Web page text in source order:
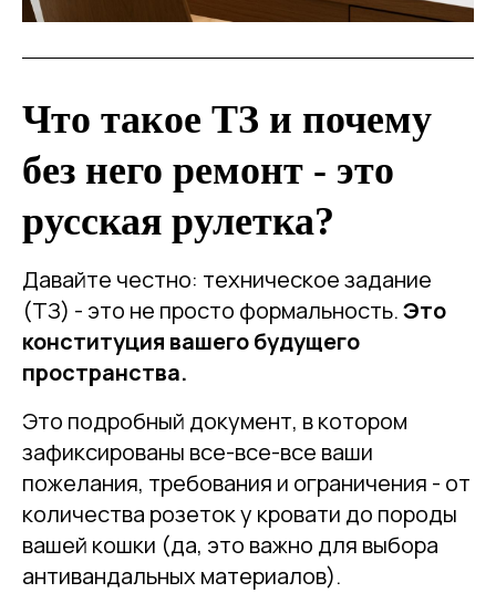
Что такое ТЗ и почему
без него ремонт - это
русская рулетка?
Давайте честно: техническое задание
(ТЗ) - это не просто формальность.Это
конституция вашего будущего
пространства.
Это подробный документ, в котором
зафиксированы все-все-все ваши
пожелания, требования и ограничения - от
количества розеток у кровати до породы
вашей кошки (да, это важно для выбора
антивандальных материалов).